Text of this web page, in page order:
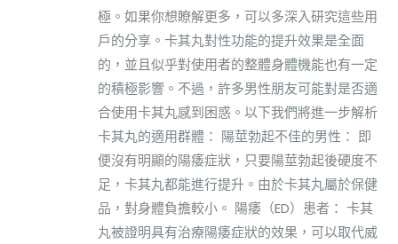
極。如果你想瞭解更多，可以多深入研究這些用
戶的分享。卡其丸對性功能的提升效果是全面
的，並且似乎對使用者的整體身體機能也有一定
的積極影響。不過，許多男性朋友可能對是否適
合使用卡其丸感到困惑。以下我們將進一步解析
卡其丸的適用群體： 陽莖勃起不佳的男性： 即
便沒有明顯的陽痿症狀，只要陽莖勃起後硬度不
足，卡其丸都能進行提升。由於卡其丸屬於保健
品，對身體負擔較小。 陽痿（ED）患者： 卡其
丸被證明具有治療陽痿症狀的效果，可以取代威